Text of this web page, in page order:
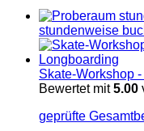
stundenweise
Skate-Workshop
Bewertet mit5.00
geprüfte